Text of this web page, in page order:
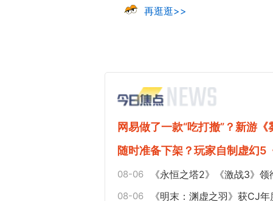
再逛逛>>
网易做了一款“吃打撤”？新游《
随时准备下架？玩家自制虚幻5
08-06 《永恒之塔2》《激战3》
08-06 《明末：渊虚之羽》获CJ